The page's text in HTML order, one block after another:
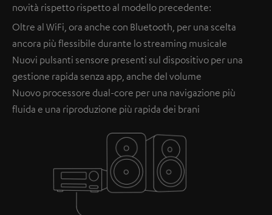
novità rispetto rispetto al modello precedente:
Oltre al WiFi, ora anche con Bluetooth, per una scelta
ancora più flessibile durante lo streaming musicale
Nuovi pulsanti sensore presenti sul dispositivo per una
gestione rapida senza app, anche del volume
Nuovo processore dual-core per una navigazione più
fluida e una riproduzione più rapida dei brani